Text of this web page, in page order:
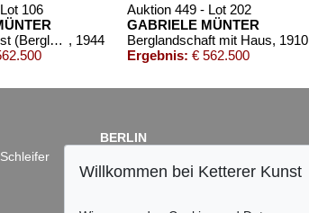
106
Moor im Herbst (Berglandschaft mit Nebelstreif) , 1944
Auktion 449 - Lot 202
GABRIELE MÜNTER
Berglandschaft mit Haus, 1910
Ergebnis: € 562.500
BERLIN
Fasanenstr. 70
Willkommen bei Ketterer Kunst